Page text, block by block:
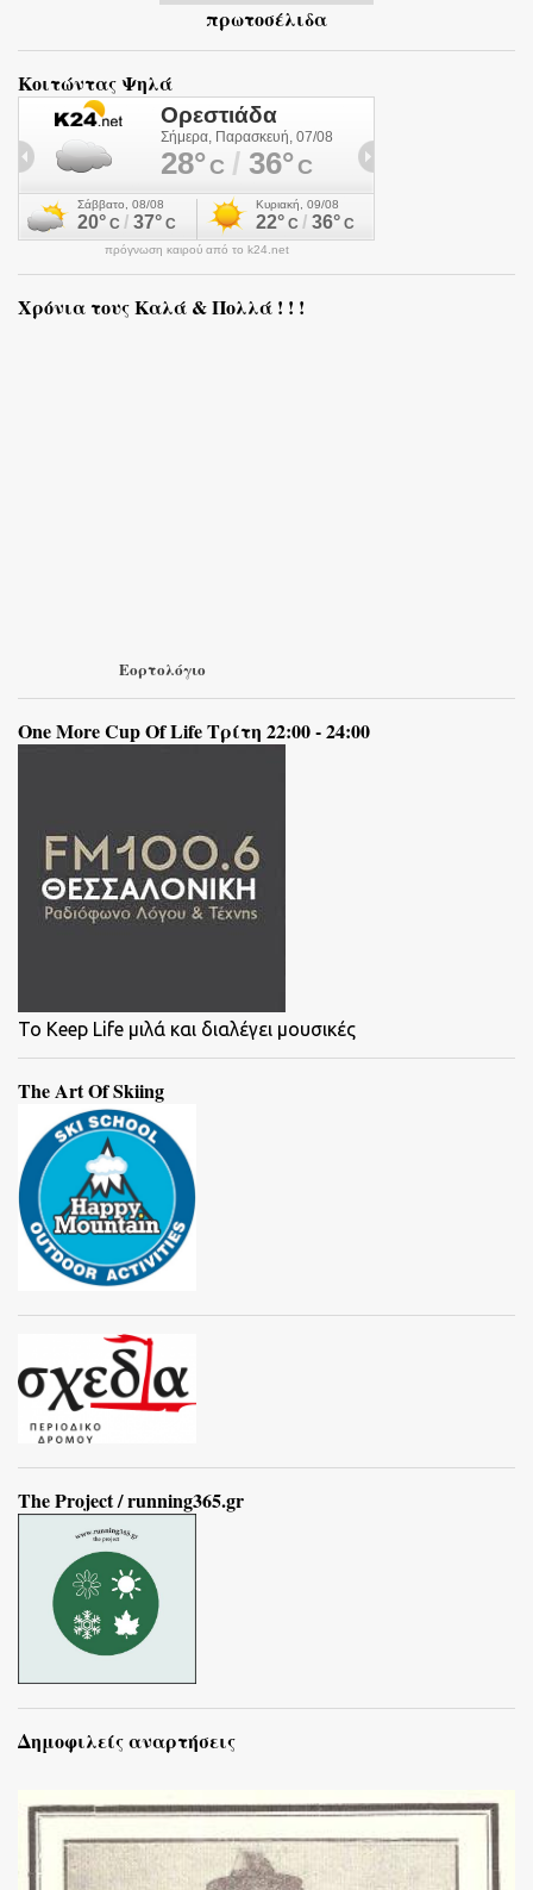
πρωτοσέλιδα
Κοιτώντας Ψηλά
πρόγνωση καιρού από το k24.net
Χρόνια τους Καλά & Πολλά ! ! !
Εορτολόγιο
One More Cup Of Life Τρίτη 22:00 - 24:00
To Keep Life μιλά και διαλέγει μουσικές
The Art Of Skiing
The Project / running365.gr
Δημοφιλείς αναρτήσεις